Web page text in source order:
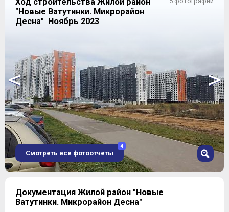
Застройщик не стал особо напрягаться с
планировочными решениями для квартир
наличием трехметрового предбанника:
"Новые Ватутинки. Микрорайон
Десна" Ноябрь 2023
< >
2
3
Смотреть все фотоотчеты
4
Документация Жилой район "Новые
Ватутинки. Микрорайон Десна"